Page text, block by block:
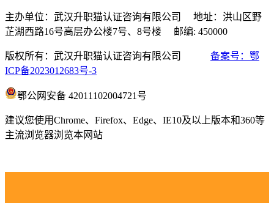
主办单位：武汉升职猫认证咨询有限公司 地址：洪山区野
芷湖西路16号高层办公楼7号、8号楼 邮编: 450000
版权所有：武汉升职猫认证咨询有限公司 备案号：鄂
ICP备2023012683号-3
鄂公网安备 42011102004721号
建议您使用Chrome、Firefox、Edge、IE10及以上版本和360等
主流浏览器浏览本网站